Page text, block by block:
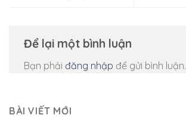
Để lại một bình luận
Bạn phải đăng nhập để gửi bình luận.
BÀI VIẾT MỚI